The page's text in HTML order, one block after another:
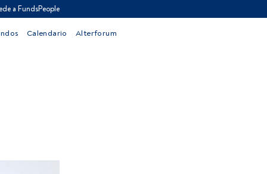
a FundsPeople
Calendario Alterforum